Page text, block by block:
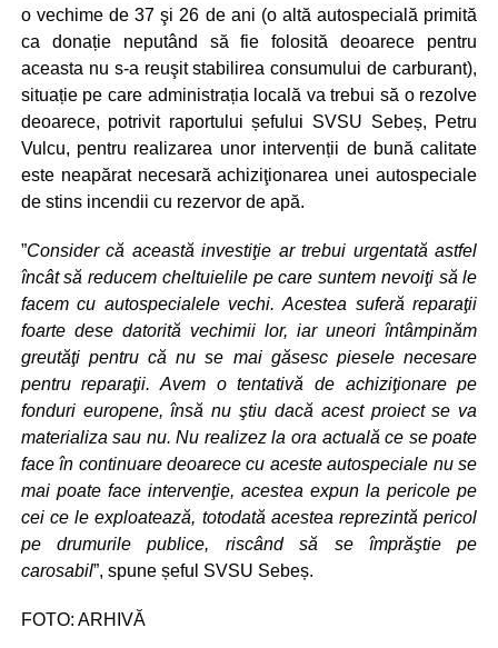
o vechime de 37 şi 26 de ani (o altă autospecială primită
ca donație neputând să fie folosită deoarece pentru
aceasta nu s-a reuşit stabilirea consumului de carburant),
situație pe care administrația locală va trebui să o rezolve
deoarece, potrivit raportului șefului SVSU Sebeș, Petru
Vulcu, pentru realizarea unor intervenții de bună calitate
este neapărat necesară achiziţionarea unei autospeciale
de stins incendii cu rezervor de apă.
”Consider că această investiţie ar trebui urgentată astfel
încât să reducem cheltuielile pe care suntem nevoiţi să le
facem cu autospecialele vechi. Acestea suferă reparaţii
foarte dese datorită vechimii lor, iar uneori întâmpinăm
greutăţi pentru că nu se mai găsesc piesele necesare
pentru reparaţii. Avem o tentativă de achiziţionare pe
fonduri europene, însă nu ştiu dacă acest proiect se va
materializa sau nu. Nu realizez la ora actuală ce se poate
face în continuare deoarece cu aceste autospeciale nu se
mai poate face intervenţie, acestea expun la pericole pe
cei ce le exploatează, totodată acestea reprezintă pericol
pe drumurile publice, riscând să se împrăştie pe
carosabil”, spune șeful SVSU Sebeș.
FOTO: ARHIVĂ